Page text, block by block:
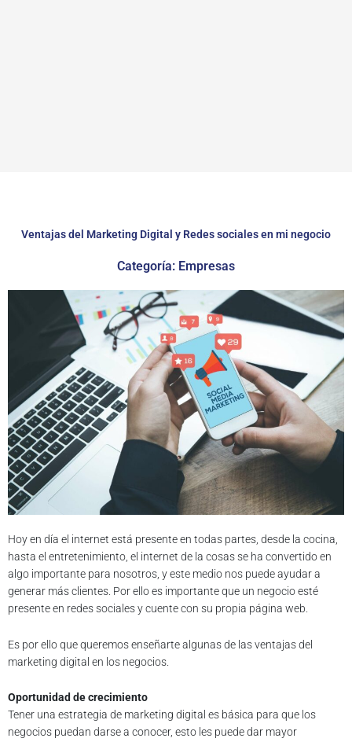
Ventajas del Marketing Digital y Redes sociales en mi negocio
Categoría: Empresas
Hoy en día el internet está presente en todas partes, desde la cocina,
hasta el entretenimiento, el internet de la cosas se ha convertido en
algo importante para nosotros, y este medio nos puede ayudar a
generar más clientes. Por ello es importante que un negocio esté
presente en redes sociales y cuente con su propia página web.
Es por ello que queremos enseñarte algunas de las ventajas del
marketing digital en los negocios.
Oportunidad de crecimiento
Tener una estrategia de marketing digital es básica para que los
negocios puedan darse a conocer, esto les puede dar mayor